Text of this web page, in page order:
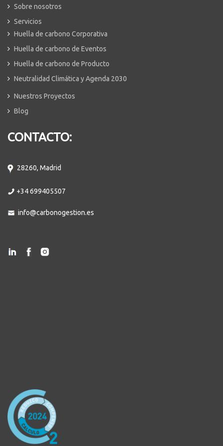
Sobre nosotros
Servicios
Huella de carbono Corporativa
Huella de carbono de Eventos
Huella de carbono de Producto
Neutralidad Climática y Agenda 2030
Nuestros Proyectos
Blog
CONTACTO:
28260, Madrid
+34 699405507
info@carbonogestion.es